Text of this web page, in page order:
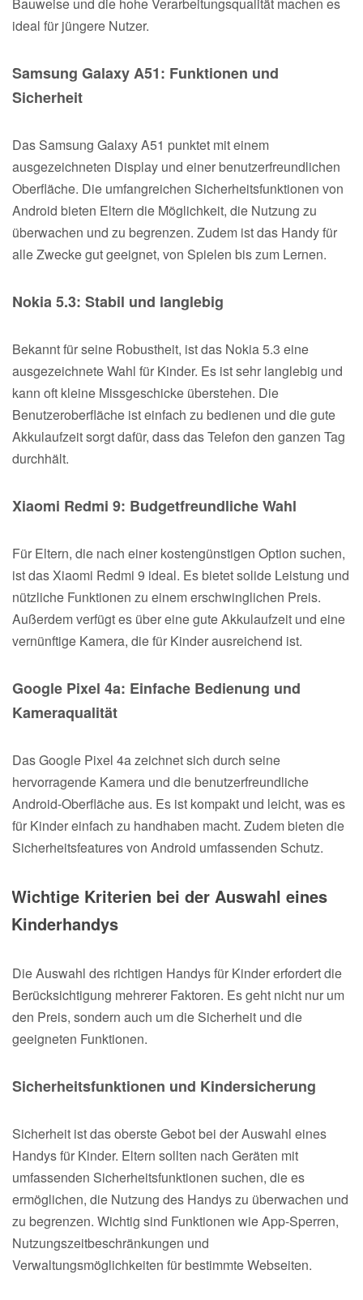
ideal für jüngere Nutzer.
Samsung Galaxy A51: Funktionen und
Sicherheit
Das Samsung Galaxy A51 punktet mit einem
ausgezeichneten Display und einer benutzerfreundlichen
Oberfläche. Die umfangreichen Sicherheitsfunktionen von
Android bieten Eltern die Möglichkeit, die Nutzung zu
überwachen und zu begrenzen. Zudem ist das Handy für
alle Zwecke gut geeignet, von Spielen bis zum Lernen.
Nokia 5.3: Stabil und langlebig
Bekannt für seine Robustheit, ist das Nokia 5.3 eine
ausgezeichnete Wahl für Kinder. Es ist sehr langlebig und
kann oft kleine Missgeschicke überstehen. Die
Benutzeroberfläche ist einfach zu bedienen und die gute
Akkulaufzeit sorgt dafür, dass das Telefon den ganzen Tag
durchhält.
Xiaomi Redmi 9: Budgetfreundliche Wahl
Für Eltern, die nach einer kostengünstigen Option suchen,
ist das Xiaomi Redmi 9 ideal. Es bietet solide Leistung und
nützliche Funktionen zu einem erschwinglichen Preis.
Außerdem verfügt es über eine gute Akkulaufzeit und eine
vernünftige Kamera, die für Kinder ausreichend ist.
Google Pixel 4a: Einfache Bedienung und
Kameraqualität
Das Google Pixel 4a zeichnet sich durch seine
hervorragende Kamera und die benutzerfreundliche
Android-Oberfläche aus. Es ist kompakt und leicht, was es
für Kinder einfach zu handhaben macht. Zudem bieten die
Sicherheitsfeatures von Android umfassenden Schutz.
Wichtige Kriterien bei der Auswahl eines
Kinderhandys
Die Auswahl des richtigen Handys für Kinder erfordert die
Berücksichtigung mehrerer Faktoren. Es geht nicht nur um
den Preis, sondern auch um die Sicherheit und die
geeigneten Funktionen.
Sicherheitsfunktionen und Kindersicherung
Sicherheit ist das oberste Gebot bei der Auswahl eines
Handys für Kinder. Eltern sollten nach Geräten mit
umfassenden Sicherheitsfunktionen suchen, die es
ermöglichen, die Nutzung des Handys zu überwachen und
zu begrenzen. Wichtig sind Funktionen wie App-Sperren,
Nutzungszeitbeschränkungen und
Verwaltungsmöglichkeiten für bestimmte Webseiten.